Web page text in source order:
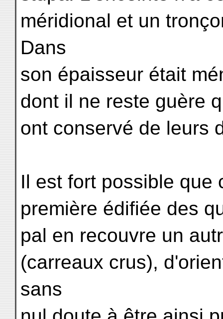
méridional et un
Dans
son épaisseur était
dont il ne reste guère
ont conservé de leurs
Il est fort possible que
première édifiée des
pal en recouvre un
(carreaux crus),
sans